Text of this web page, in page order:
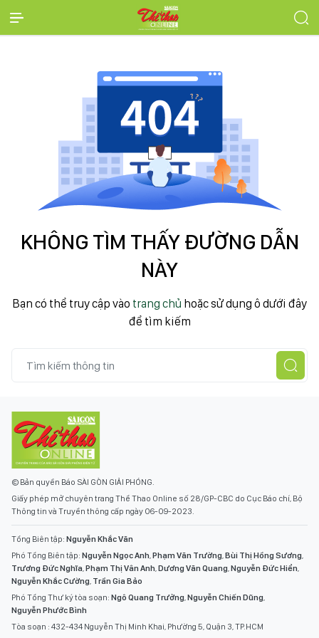
KHÔNG TÌM THẤY ĐƯỜNG DẪN
NÀY
Bạn có thể truy cập vào trang chủ hoặc sử dụng ô dưới đây
để tìm kiếm
© Bản quyền Báo SÀI GÒN GIẢI PHÓNG.
Giấy phép mở chuyên trang Thể Thao Online số 28/GP-CBC do Cục Báo chí, Bộ
Thông tin và Truyền thông cấp ngày 06-09-2023.
Tổng Biên tập: Nguyễn Khắc Văn
Phó Tổng Biên tập: Nguyễn Ngọc Anh,Phạm Văn Trường,Bùi Thị Hồng Sương,
Trương Đức Nghĩa,Phạm Thị Vân Anh,Dương Văn Quang,Nguyễn Đức Hiển,
Nguyễn Khắc Cường, Trần Gia Bảo
Phó Tổng Thư ký tòa soạn: Ngô Quang Trưởng,Nguyễn Chiến Dũng,
Nguyễn Phước Bình
Tòa soạn : 432-434 Nguyễn Thị Minh Khai, Phường 5, Quận 3, TP.HCM